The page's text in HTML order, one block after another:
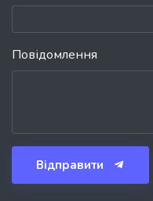
Повідомлення
Відправити